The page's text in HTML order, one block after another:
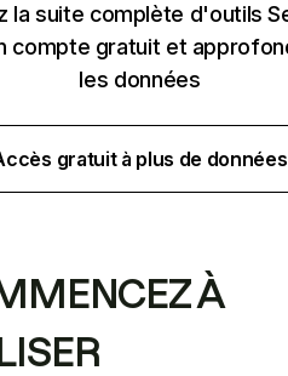
la suite complète d'outils
compte gratuit et
les données
gratuit à plus de données
À